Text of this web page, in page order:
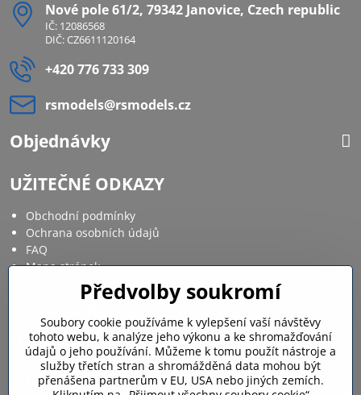
Nové pole 61/2, 79342 Janovice, Czech republic
IČ: 12086568
DIČ: CZ6611120164
+420 776 733 309
rsmodels​@rsmodels​.cz
Objednávky
UŽITEČNÉ ODKAZY
Obchodní podmínky
Ochrana osobních údajů
FAQ
Mapa stránek
Facebook Instagram
Můj účet
Předvolby soukromí
Soubory cookie používáme k vylepšení vaší návštěvy
tohoto webu, k analýze jeho výkonu a ke shromažďování
údajů o jeho používání. Můžeme k tomu použít nástroje a
služby třetích stran a shromážděná data mohou být
přenášena partnerům v EU, USA nebo jiných zemích.